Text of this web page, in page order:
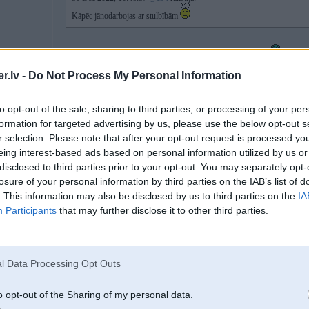
- Do Not Process My Personal Information
opt-out of the sale, sharing to third parties, or processing of your
for targeted advertising by us, please use the below opt-out
selection. Please note that after your opt-out request is processed
interest-based ads based on personal information utilized by us
to third parties prior to your opt-out. You may separately
of your personal information by third parties on the IAB’s list of
This information may also be disclosed by us to third parties on the
Participants that may further disclose it to other third parties.
Data Processing Opt Outs
opt-out of the Sharing of my personal data.
Kāpēc jānodarbojas ar stulbībām
Stulbības ir likt E53 "skaņu", hi-fi AM retrīveri un ko tik vēl ne.
Skaņa
30. Dec 2022, 11:40
30 Dec 2022, 10:44:14@xrayrakstīja:
Jā, tas vads ir uz masas. Šodien vēl kārtīgi savilkšu vadus un mēģināšu
Jo apsilde nestrādā, ieslēdzas lampiņas uz 3sek un nodziest
Sēdekļi vispār eiropieši jeb no angļa?
30. Dec 2022, 17:53